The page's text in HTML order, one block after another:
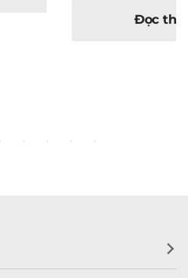
Đọc